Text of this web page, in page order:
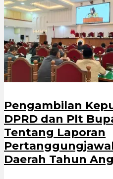
Pengambilan
DPRD dan Plt
Tentang Laporan
Daerah Tahun